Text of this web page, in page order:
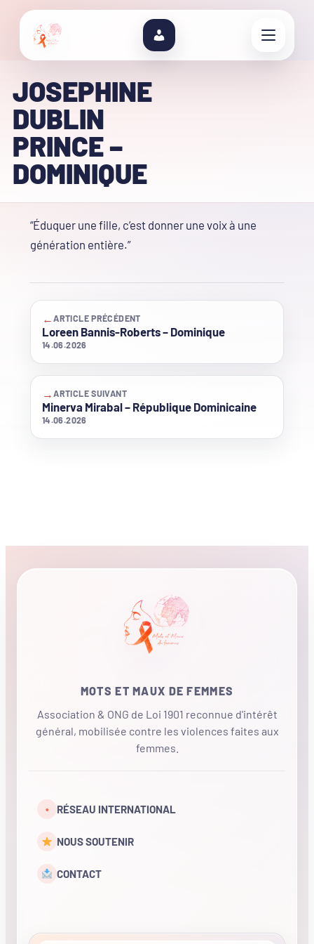
JOSEPHINE
DUBLIN
PRINCE –
DOMINIQUE
“Éduquer une fille, c’est donner une voix à une
génération entière.”
←ARTICLE PRÉCÉDENT
Loreen Bannis-Roberts – Dominique
14.06.2026
→ARTICLE SUIVANT
Minerva Mirabal – République Dominicaine
14.06.2026
MOTS ET MAUX DE FEMMES
Association & ONG de Loi 1901 reconnue d'intérêt
général, mobilisée contre les violences faites aux
femmes.
• RÉSEAU INTERNATIONAL
NOUS SOUTENIR
CONTACT